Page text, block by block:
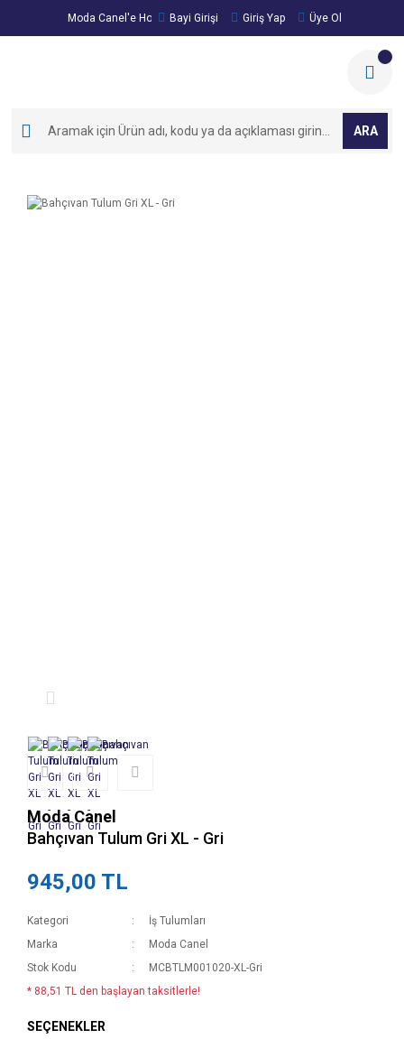
Moda Canel'e Hoşgeldiniz!
Bayi Girişi Giriş Yap Üye Ol
ARA
Moda Canel
Bahçıvan Tulum Gri XL - Gri
945,00 TL
Kategori
İş Tulumları
Marka
Moda Canel
Stok Kodu
MCBTLM001020-XL-Gri
* 88,51 TL den başlayan taksitlerle!
SEÇENEKLER